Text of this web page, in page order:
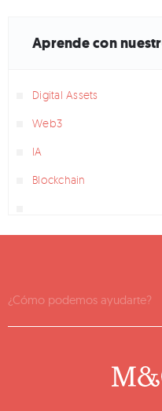
Aprende con
Digital Assets
Web3
IA
Blockchain
¿Cómo podemos ayudarte?